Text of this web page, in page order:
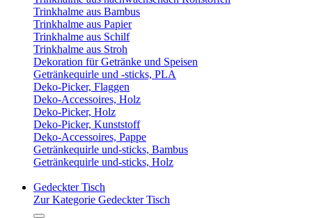
Trinkhalme aus Bambus
Trinkhalme aus Papier
Trinkhalme aus Schilf
Trinkhalme aus Stroh
Dekoration für Getränke und Speisen
Getränkequirle und -sticks, PLA
Deko-Picker, Flaggen
Deko-Accessoires, Holz
Deko-Picker, Holz
Deko-Picker, Kunststoff
Deko-Accessoires, Pappe
Getränkequirle und-sticks, Bambus
Getränkequirle und-sticks, Holz
Gedeckter Tisch
Zur Kategorie Gedeckter Tisch